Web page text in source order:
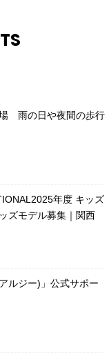
場 雨の日や夜間の歩行
年度 キッズ
ズモデル募集｜関西
ルジー)」公式サポー